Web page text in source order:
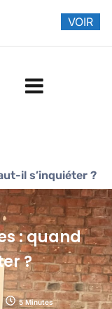
il s’inquiéter ?
: quand
?
5 Minutes
VOIR